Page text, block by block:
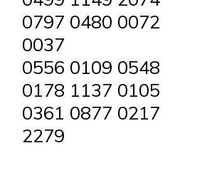
0797 0480 0072
0037
0556 0109 0548
0178 1137 0105
0361 0877 0217
2279